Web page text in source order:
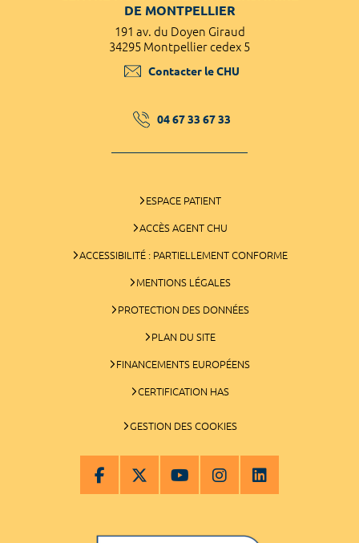
DE MONTPELLIER
191 av. du Doyen Giraud
34295 Montpellier cedex 5
Contacter le CHU
04 67 33 67 33
ESPACE PATIENT
ACCÈS AGENT CHU
ACCESSIBILITÉ : PARTIELLEMENT CONFORME
MENTIONS LÉGALES
PROTECTION DES DONNÉES
PLAN DU SITE
FINANCEMENTS EUROPÉENS
CERTIFICATION HAS
GESTION DES COOKIES